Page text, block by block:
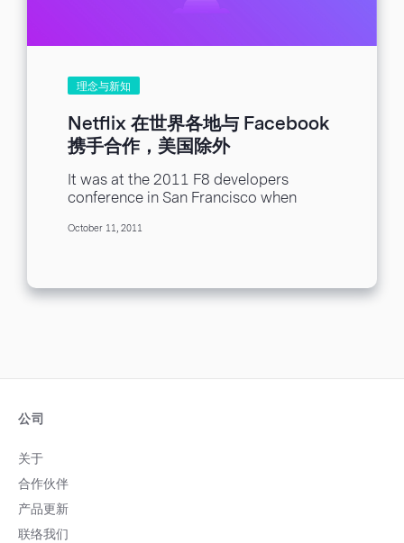
理念与新知
Netflix 在世界各地与 Facebook
携手合作，美国除外
It was at the 2011 F8 developers
conference in San Francisco when
a new partnership...
October 11, 2011
公司
关于
合作伙伴
产品更新
联络我们